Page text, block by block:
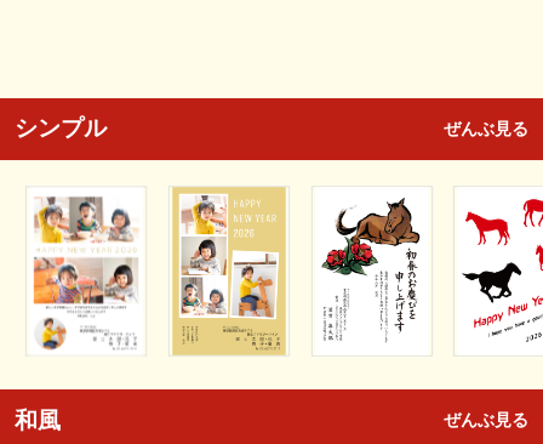
シンプル ぜんぶ見る
和風 ぜんぶ見る